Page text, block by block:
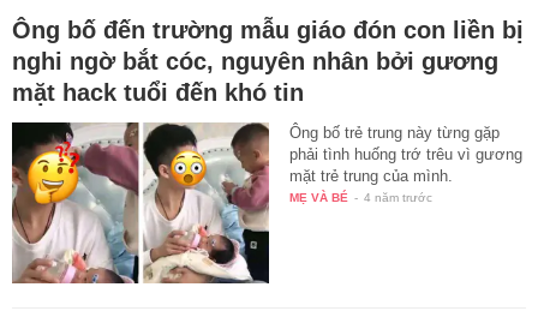
Ông bố đến trường mẫu giáo đón con liền bị
nghi ngờ bắt cóc, nguyên nhân bởi gương
mặt hack tuổi đến khó tin
Ông bố trẻ trung này từng gặp
phải tình huống trớ trêu vì gương
mặt trẻ trung của mình.
MẸ VÀ BÉ - 4 năm trước